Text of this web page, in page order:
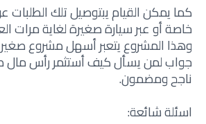
كما يمكن القيام يبتوصيل تلك الطلبات
خاصة أو عبر سيارة صغيرة لغاية مرات
وهذا المشروع يتعبر أسهل مشروع
جواب لمن يسأل كيف أستثمر رأس
ناجح ومضمون.
اسئلة شائعة: